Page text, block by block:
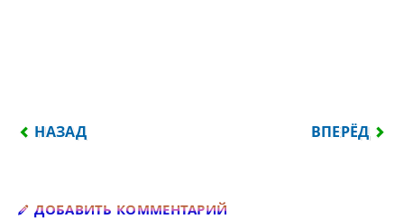
ПРЕДЫДУЩИЙ: ВОСПОМИНАНЬЕ СЛИШКОМ
НАЗАД ВПЕРЁД
ДОБАВИТЬ КОММЕНТАРИЙ